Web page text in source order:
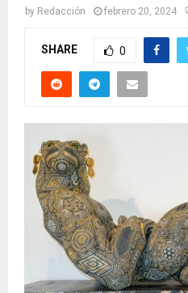
by Redacción febrero 20, 2024
SHARE 0